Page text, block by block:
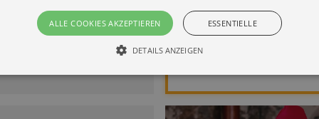
der Fugen“
12.09.2026 | 16:00ALLE COOKIES AKZEPTIEREN ESSENTIELLE
DETAILS ANZEIGEN
Performance